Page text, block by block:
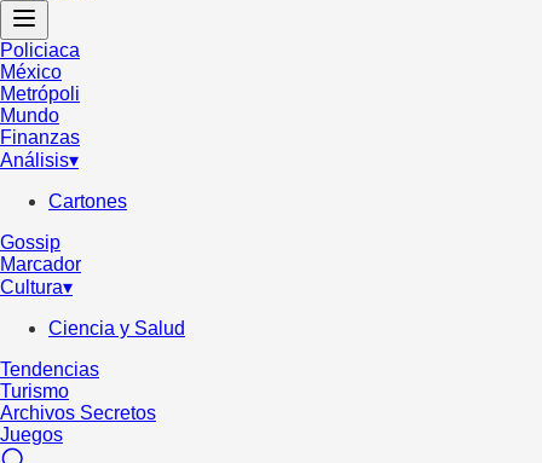
Policiaca
México
Metrópoli
Mundo
Finanzas
Análisis▾
Cartones
Gossip
Marcador
Cultura▾
Ciencia y Salud
Tendencias
Turismo
Archivos Secretos
Juegos